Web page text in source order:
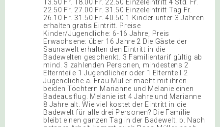
13.50 Fr. 18.00 Fr. 22.50 Einzeleintritt 4 Std. Fr.
22.50 Fr. 27.00 Fr. 31.50 Einzeleintritt Tag Fr.
26.10 Fr. 31.50 Fr. 40.50 1 Kinder unter 3 Jahren
erhalten gratis Eintritt. Preise
Kinder/Jugendliche: 6-16 Jahre, Preis
Erwachsene: über 16 Jahre 2 Die Gäste der
Saunawelt erhalten den Eintritt in die
Badewelten geschenkt. 3 Familientarif gültig ab
mind. 3 zahlenden Personen, mindestens 2
Elternteile 1 Jugendlicher oder 1 Elternteil 2
Jugendliche a. Frau Müller macht mit ihren
beiden Töchtern Marianne und Melanie einen
Badeausflug. Melanie ist 4 Jahre und Marianne
8 Jahre alt. Wie viel kostet der Eintritt in die
Badewelt für alle drei Personen? Die Familie
bleibt einen ganzen Tag in der Badewelt. b. Nach